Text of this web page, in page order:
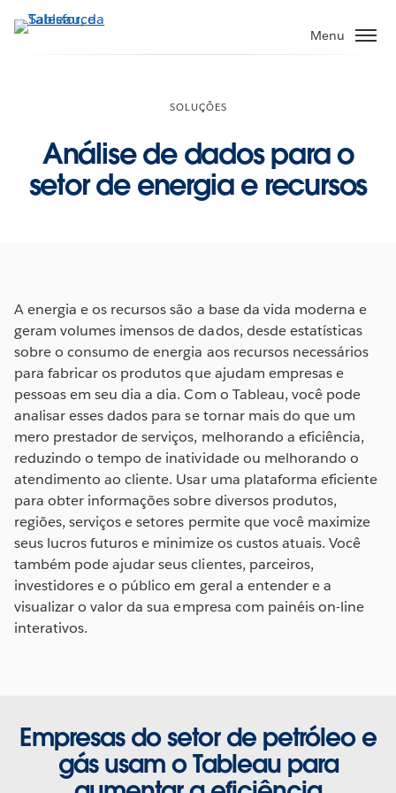
Pular
para
Menu
SOLUÇÕES
Análise de dados para o
setor de energia e recursos
A energia e os recursos são a base da vida moderna e
geram volumes imensos de dados, desde estatísticas
sobre o consumo de energia aos recursos necessários
para fabricar os produtos que ajudam empresas e
pessoas em seu dia a dia. Com o Tableau, você pode
analisar esses dados para se tornar mais do que um
mero prestador de serviços, melhorando a eficiência,
reduzindo o tempo de inatividade ou melhorando o
atendimento ao cliente. Usar uma plataforma eficiente
para obter informações sobre diversos produtos,
regiões, serviços e setores permite que você maximize
seus lucros futuros e minimize os custos atuais. Você
também pode ajudar seus clientes, parceiros,
investidores e o público em geral a entender e a
visualizar o valor da sua empresa com painéis on-line
interativos.
Empresas do setor de petróleo e
gás usam o Tableau para